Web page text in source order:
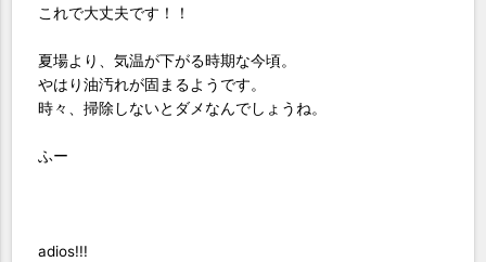
これで大丈夫です！！
夏場より、気温が下がる時期な今頃。
やはり油汚れが固まるようです。
時々、掃除しないとダメなんでしょうね。
ふー
adios!!!